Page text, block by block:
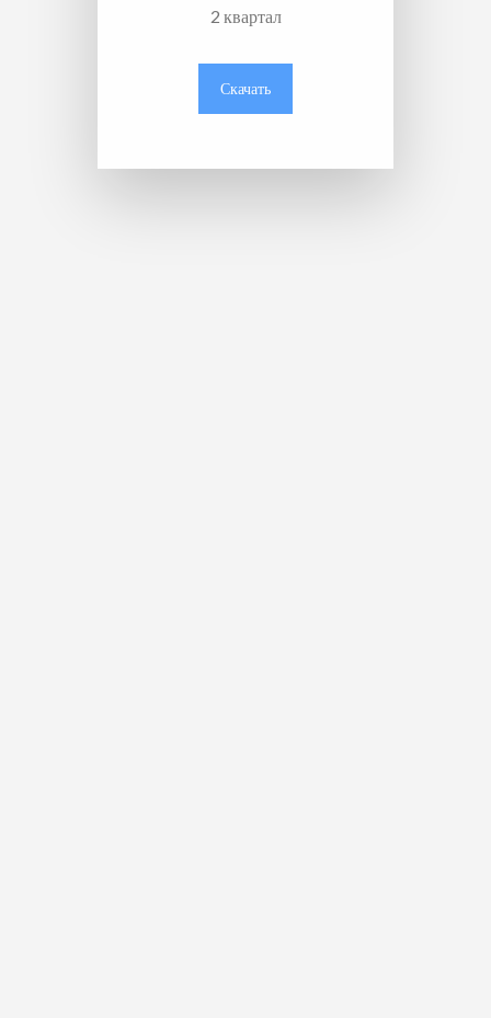
2 квартал
Скачать